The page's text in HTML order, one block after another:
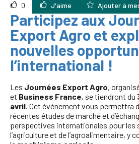
0 J'aime Ajouter à
Participez aux
Export Agro et
nouvelles
l’international !
Les Journées Export Agro,
et Business France, se tiendront du
avril . Cet événement vous permettra
récentes études de marché et
perspectives internationales pour les
l’agriculture et de l’agroalimentaire, y